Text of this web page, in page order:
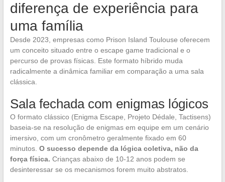
diferença de experiência para
uma família
Desde 2023, empresas como Prison Island Toulouse oferecem
um conceito situado entre o escape game tradicional e o
percurso de provas físicas. Este formato híbrido muda
radicalmente a dinâmica familiar em comparação a uma sala
clássica.
Sala fechada com enigmas lógicos
O formato clássico (Enigma Escape, Projeto Dédale, Tactisens)
baseia-se na resolução de enigmas em equipe em um cenário
imersivo, com um cronômetro geralmente fixado em 60
minutos. O sucesso depende da lógica coletiva, não da
força física. Crianças abaixo de 10-12 anos podem se
desinteressar se os mecanismos forem muito abstratos.